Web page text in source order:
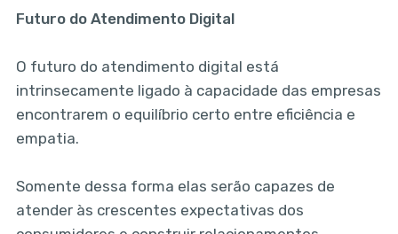
Futuro do Atendimento Digital
O futuro do atendimento digital está
intrinsecamente ligado à capacidade das empresas
encontrarem o equilíbrio certo entre eficiência e
empatia.
Somente dessa forma elas serão capazes de
atender às crescentes expectativas dos